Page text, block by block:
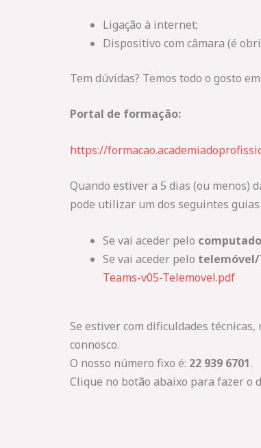
Ligação à internet;
Dispositivo com câmara (é
Tem dúvidas? Temos todo o gosto
Portal de formação:
https://
Quando estiver a 5 dias (ou menos)
pode utilizar um dos seguintes guias
Se vai aceder pelo
Se vai aceder pelo
Teams-v05-Telemovel.pdf
Se estiver com dificuldades
connosco.
O nosso número fixo é: 22 939 6701.
Clique no botão abaixo para fazer o